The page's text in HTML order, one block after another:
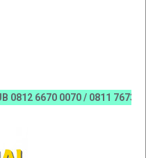
6670 0070 / 0811 7673